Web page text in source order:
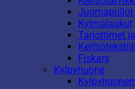
Kylmälaukut
Tarjottimet
Fiskars
Kylpyhuone